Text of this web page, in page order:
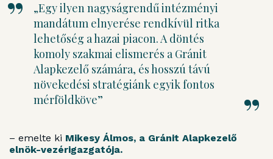
„Egy ilyen nagyságrendű intézményi
mandátum elnyerése rendkívül ritka
lehetőség a hazai piacon. A döntés
komoly szakmai elismerés a Gránit
Alapkezelő számára, és hosszú távú
növekedési stratégiánk egyik fontos
mérföldköve”
– emelte ki Mikesy Álmos, a Gránit Alapkezelő
elnök-vezérigazgatója.